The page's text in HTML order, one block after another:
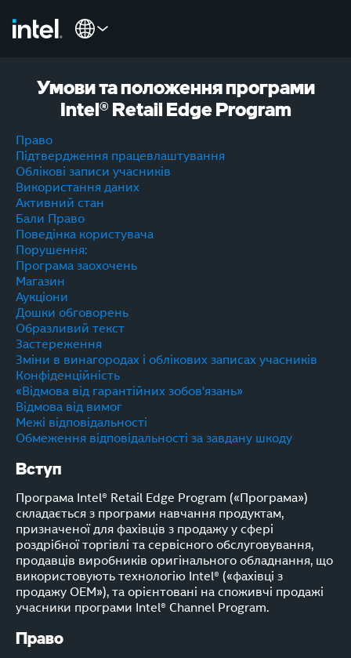
Умови та положення програми
Intel® Retail Edge Program
Право
Підтвердження працевлаштування
Облікові записи учасників
Використання даних
Активний стан
Бали Право
Поведінка користувача
Порушення:
Програма заохочень
Магазин
Аукціони
Дошки обговорень
Образливий текст
Застереження
Зміни в винагородах і облікових записах учасників
Конфіденційність
«Відмова від гарантійних зобов'язань»
Відмова від вимог
Межі відповідальності
Обмеження відповідальності за завдану шкоду
Вступ
Програма Intel® Retail Edge Program («Програма»)
складається з програми навчання продуктам,
призначеної для фахівців з продажу у сфері
роздрібної торгівлі та сервісного обслуговування,
продавців виробників оригінального обладнання, що
використовують технологію Intel® («фахівці з
продажу OEM»), та орієнтовані на споживчі продажі
учасники програми Intel® Channel Program.
Право